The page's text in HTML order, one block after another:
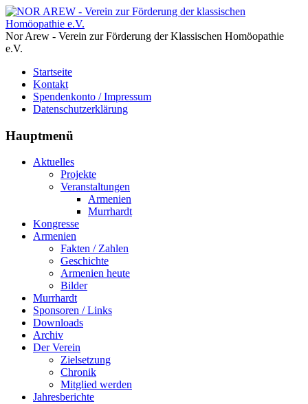
Nor Arew - Verein zur Förderung der Klassischen Homöopathie
e.V.
Startseite
Kontakt
Spendenkonto / Impressum
Datenschutzerklärung
Hauptmenü
Aktuelles
Projekte
Veranstaltungen
Armenien
Murrhardt
Kongresse
Armenien
Fakten / Zahlen
Geschichte
Armenien heute
Bilder
Murrhardt
Sponsoren / Links
Downloads
Archiv
Der Verein
Zielsetzung
Chronik
Mitglied werden
Jahresberichte